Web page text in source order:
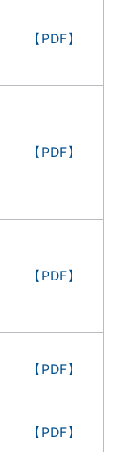
【PDF】
【PDF】
【PDF】
【PDF】
【PDF】